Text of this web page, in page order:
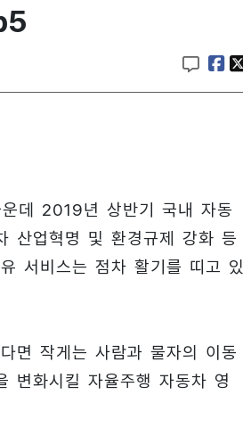
데 2019년 상반기 국내 자동
산업혁명 및 환경규제 강화 등
서비스는 점차 활기를 띠고 있
면 작게는 사람과 물자의 이동
변화시킬 자율주행 자동차 영